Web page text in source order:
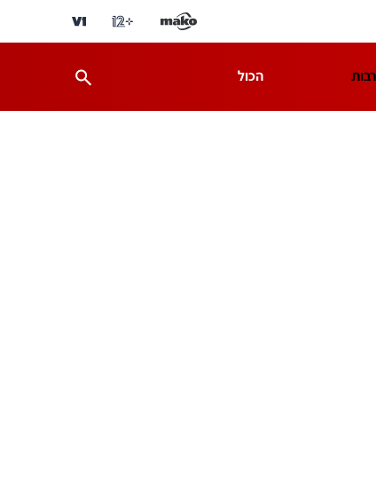
הכול